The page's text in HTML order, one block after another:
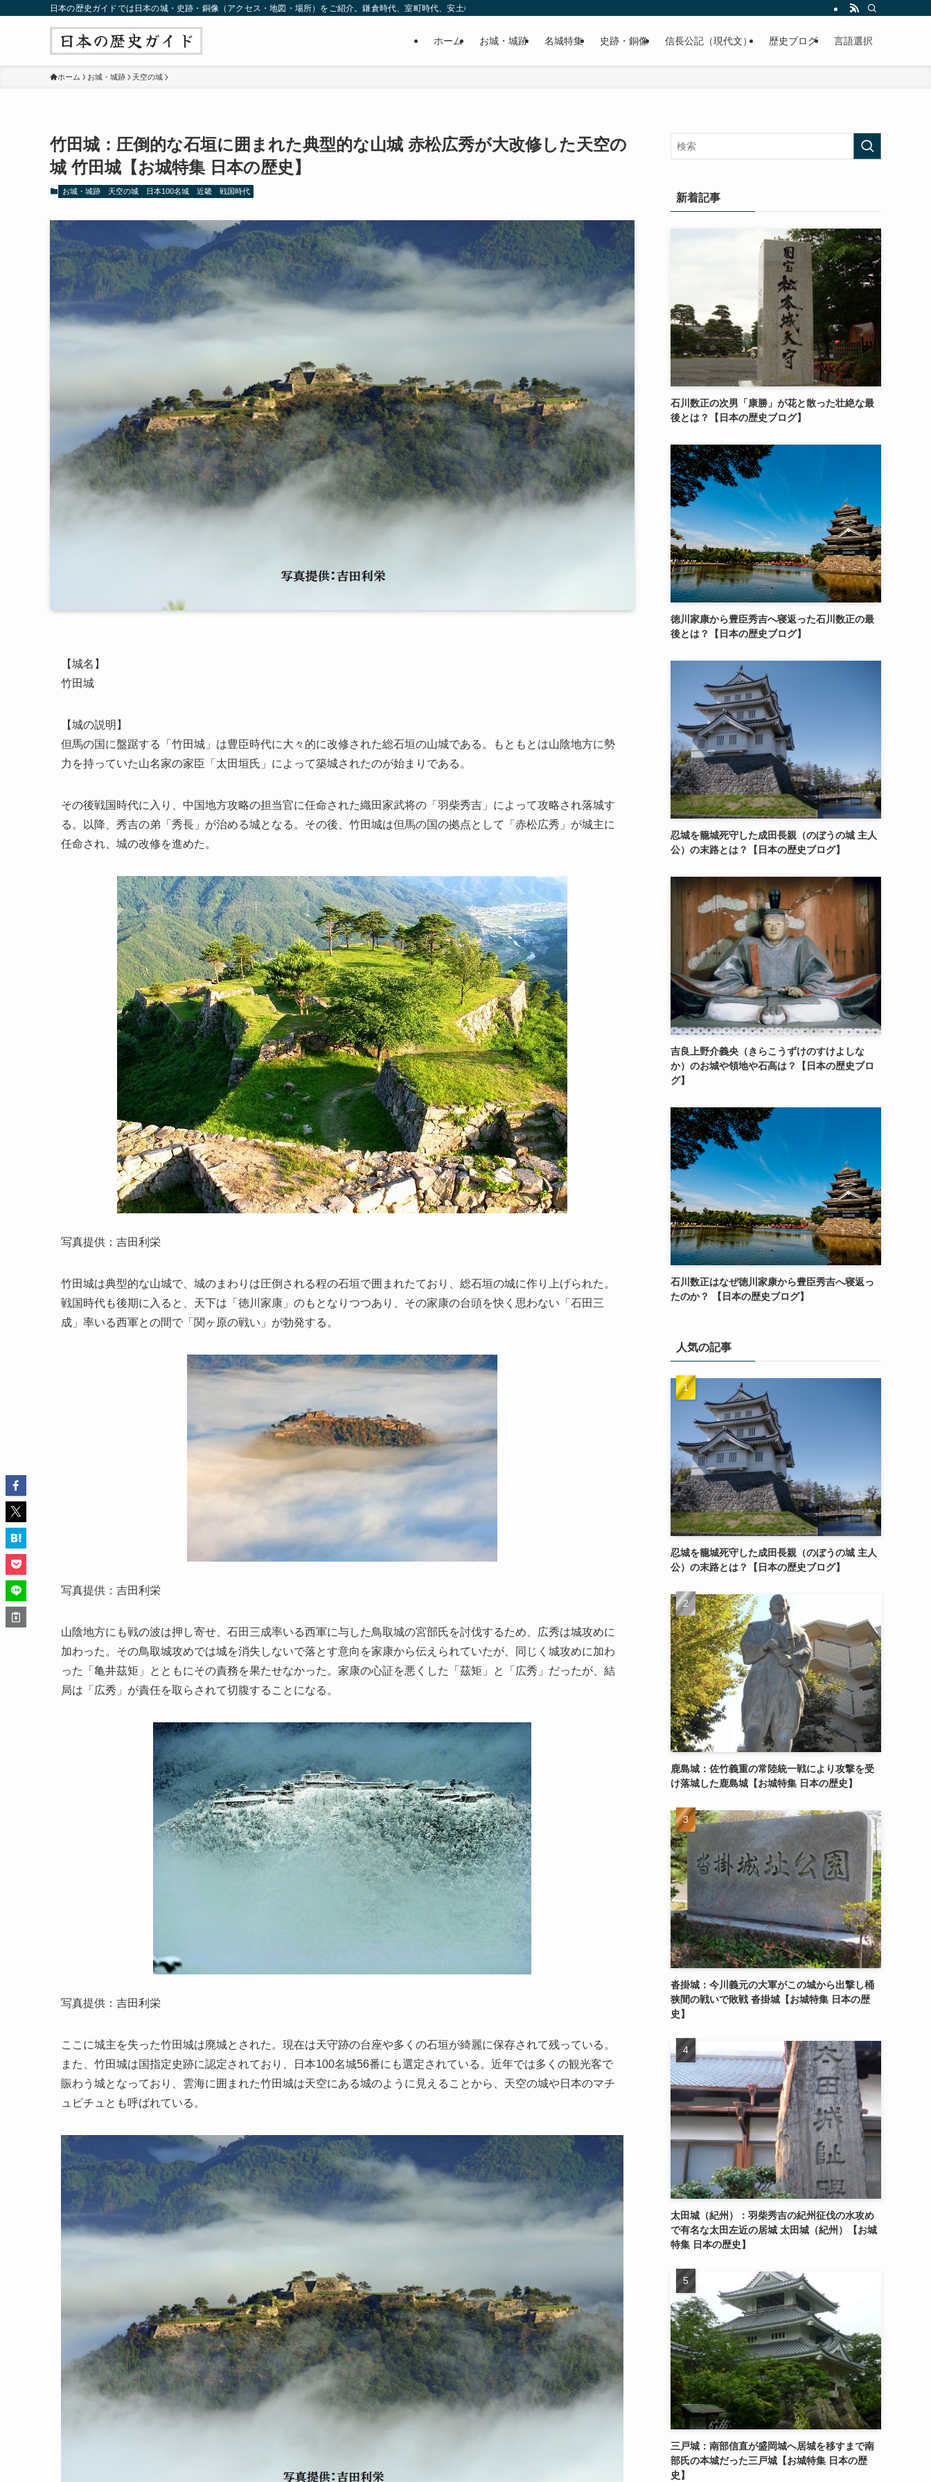
日本の歴史ガイドでは日本の城・史跡・銅像（アクセス・地図・場所）をご紹介。鎌倉時代、室町時代、安土桃山時代（戦国時代）、江戸時代と幅広くご紹介致します。
ホーム お城・城跡 名城特集 史跡・銅像 信長公記（現代文） 歴史ブログ 言語選択
ホーム お城・城跡 天空の城
竹田城：圧倒的な石垣に囲まれた典型的な山城 赤松広秀が大改修した天空の
城 竹田城【お城特集 日本の歴史】
お城・城跡 天空の城 日本100名城 近畿 戦国時代
【城名】
竹田城
【城の説明】
但馬の国に盤踞する「竹田城」は豊臣時代に大々的に改修された総石垣の山城である。もともとは山陰地方に勢
力を持っていた山名家の家臣「太田垣氏」によって築城されたのが始まりである。
その後戦国時代に入り、中国地方攻略の担当官に任命された織田家武将の「羽柴秀吉」によって攻略され落城す
る。以降、秀吉の弟「秀長」が治める城となる。その後、竹田城は但馬の国の拠点として「赤松広秀」が城主に
任命され、城の改修を進めた。
写真提供：吉田利栄
竹田城は典型的な山城で、城のまわりは圧倒される程の石垣で囲まれたており、総石垣の城に作り上げられた。
戦国時代も後期に入ると、天下は「徳川家康」のもとなりつつあり、その家康の台頭を快く思わない「石田三
成」率いる西軍との間で「関ヶ原の戦い」が勃発する。
写真提供：吉田利栄
山陰地方にも戦の波は押し寄せ、石田三成率いる西軍に与した鳥取城の宮部氏を討伐するため、広秀は城攻めに
加わった。その鳥取城攻めでは城を消失しないで落とす意向を家康から伝えられていたが、同じく城攻めに加わ
った「亀井茲矩」とともにその責務を果たせなかった。家康の心証を悪くした「茲矩」と「広秀」だったが、結
局は「広秀」が責任を取らされて切腹することになる。
写真提供：吉田利栄
ここに城主を失った竹田城は廃城とされた。現在は天守跡の台座や多くの石垣が綺麗に保存されて残っている。
また、竹田城は国指定史跡に認定されており、日本100名城56番にも選定されている。近年では多くの観光客で
賑わう城となっており、雲海に囲まれた竹田城は天空にある城のように見えることから、天空の城や日本のマチ
ュピチュとも呼ばれている。
新着記事
石川数正の次男「康勝」が花と散った壮絶な最
後とは？【日本の歴史ブログ】
徳川家康から豊臣秀吉へ寝返った石川数正の最
後とは？【日本の歴史ブログ】
忍城を籠城死守した成田長親（のぼうの城 主人
公）の末路とは？【日本の歴史ブログ】
吉良上野介義央（きらこうずけのすけよしな
か）のお城や領地や石高は？【日本の歴史ブロ
グ】
石川数正はなぜ徳川家康から豊臣秀吉へ寝返っ
たのか？ 【日本の歴史ブログ】
人気の記事
忍城を籠城死守した成田長親（のぼうの城 主人
公）の末路とは？【日本の歴史ブログ】
鹿島城：佐竹義重の常陸統一戦により攻撃を受
け落城した鹿島城【お城特集 日本の歴史】
沓掛城：今川義元の大軍がこの城から出撃し桶
狭間の戦いで敗戦 沓掛城【お城特集 日本の歴
史】
太田城（紀州）：羽柴秀吉の紀州征伐の水攻め
で有名な太田左近の居城 太田城（紀州）【お城
特集 日本の歴史】
三戸城：南部信直が盛岡城へ居城を移すまで南
部氏の本城だった三戸城【お城特集 日本の歴
史】